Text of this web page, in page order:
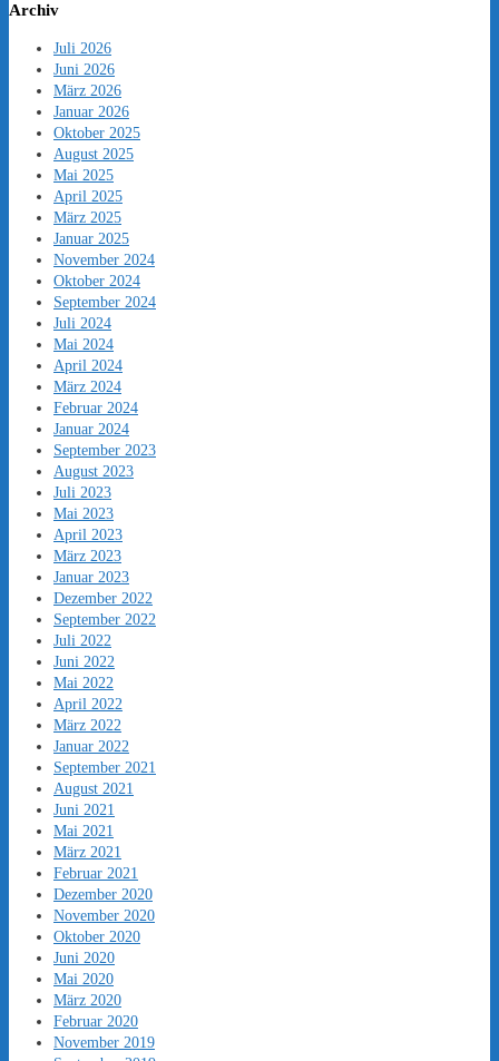
Archiv
Juli 2026
Juni 2026
März 2026
Januar 2026
Oktober 2025
August 2025
Mai 2025
April 2025
März 2025
Januar 2025
November 2024
Oktober 2024
September 2024
Juli 2024
Mai 2024
April 2024
März 2024
Februar 2024
Januar 2024
September 2023
August 2023
Juli 2023
Mai 2023
April 2023
März 2023
Januar 2023
Dezember 2022
September 2022
Juli 2022
Juni 2022
Mai 2022
April 2022
März 2022
Januar 2022
September 2021
August 2021
Juni 2021
Mai 2021
März 2021
Februar 2021
Dezember 2020
November 2020
Oktober 2020
Juni 2020
Mai 2020
März 2020
Februar 2020
November 2019